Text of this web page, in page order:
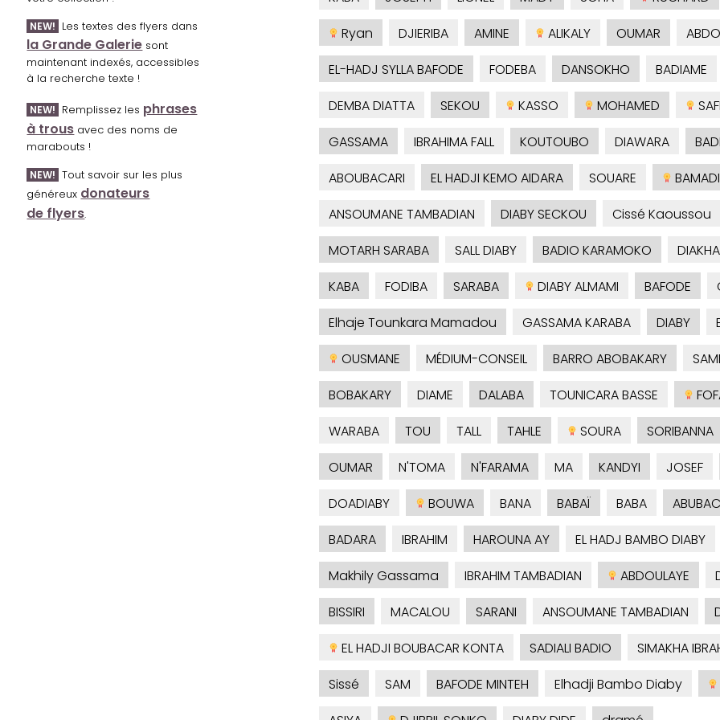
NEW! Les textes des flyers dans
la Grande Galerie sont
maintenant indexés, accessibles
à la recherche texte !
NEW! Remplissez les phrases
à trous avec des noms de
marabouts !
NEW! Tout savoir sur les plus
généreux donateurs
de flyers.
Ryan
DJIERIBA AMINE ALIKALY OUMAR
EL-HADJ SYLLA BAFODE
FODEBA DANSOKHO
BADIAME
DEMBA DIATTA
SEKOU KASSO MOHAMED
GASSAMA
IBRAHIMA FALL KOUTOUBO DIAWARA
ABOUBACARI
EL HADJI KEMO AIDARA SOUARE
BAMADI
ANSOUMANE TAMBADIAN
DIABY SECKOU
Cissé Kaoussou
MOTARH SARABA
SALL DIABY BADIO KARAMOKO
KABA
FODIBA SARABA DIABY ALMAMI BAFODE
Elhaje Tounkara Mamadou
GASSAMA KARABA DIABY
OUSMANE
MÉDIUM-CONSEIL BARRO ABOBAKARY
BOBAKARY
DIAME DALABA TOUNICARA BASSE
WARABA
TOU TALL TAHLE SOURA
SORIBANNA
OUMAR
N'TOMA N'FARAMA MA KANDYI
JOSEF
DOADIABY
BOUWA BANA BABAÏ BABA
BADARA
IBRAHIM HAROUNA AY
EL HADJ BAMBO DIABY
Makhily Gassama
IBRAHIM TAMBADIAN ABDOULAYE
BISSIRI
MACALOU SARANI ANSOUMANE TAMBADIAN
EL HADJI BOUBACAR KONTA
SADIALI BADIO
SIMAKHA
Sissé
SAM BAFODE MINTEH Elhadji Bambo Diaby